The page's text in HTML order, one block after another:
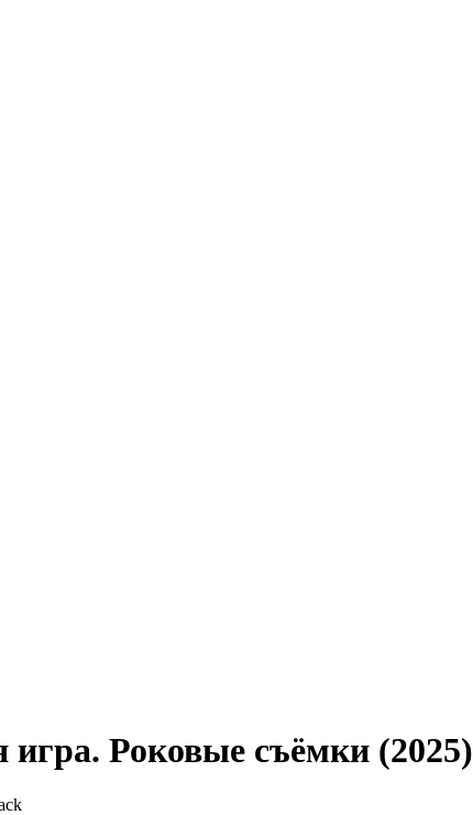
Роковые съёмки (2025)